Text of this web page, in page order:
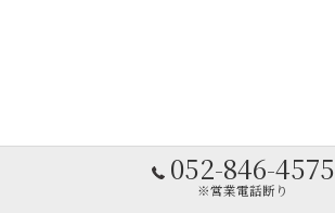
052-846-4575
※営業電話断り